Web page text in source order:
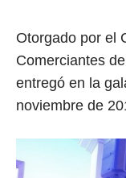
Otorgado por el
Comerciantes
entregó en la
noviembre de